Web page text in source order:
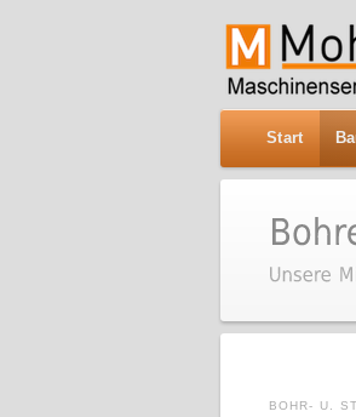
Start
BOHR- U.